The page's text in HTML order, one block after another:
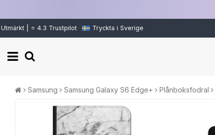
Utmärkt | ⭐ 4.3 Trustpilot Tryckta i Sverige
Samsung Samsung Galaxy S6 Edge+ Plånboksfodral